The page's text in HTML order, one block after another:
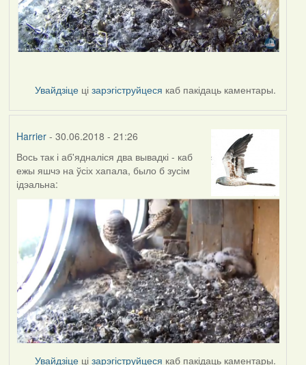
Увайдзіце цізарэгіструйцеся каб пакідаць каментары.
Harrier- 30.06.2018 - 21:26
Вось так і аб'ядналіся два вывадкі - каб
ежы яшчэ на ўсіх хапала, было б зусім
ідэальна:
Увайдзіце цізарэгіструйцеся каб пакідаць каментары.